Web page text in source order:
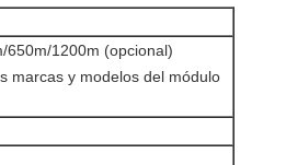
650m/1200m (opcional)
marcas y modelos del módulo